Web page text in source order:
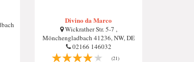
Divino da Marco
Wickrather Str. 5-7 ,
Mönchengladbach 41236, NW, DE
02166 146032
(21)